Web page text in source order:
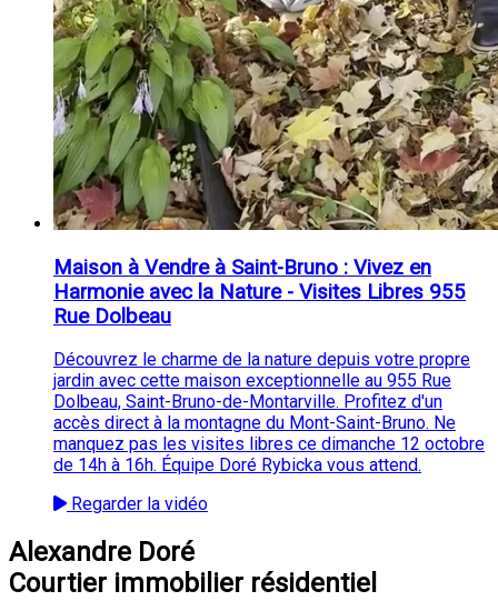
Maison à Vendre à Saint-Bruno : Vivez en
Harmonie avec la Nature - Visites Libres 955
Rue Dolbeau
Découvrez le charme de la nature depuis votre propre
jardin avec cette maison exceptionnelle au 955 Rue
Dolbeau, Saint-Bruno-de-Montarville. Profitez d'un
accès direct à la montagne du Mont-Saint-Bruno. Ne
manquez pas les visites libres ce dimanche 12 octobre
de 14h à 16h. Équipe Doré Rybicka vous attend.
Regarder la vidéo
Alexandre Doré
Courtier immobilier résidentiel